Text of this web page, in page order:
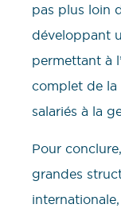
pas plus loin
développant
permettant à
complet de la
salariés à la
Pour
grandes